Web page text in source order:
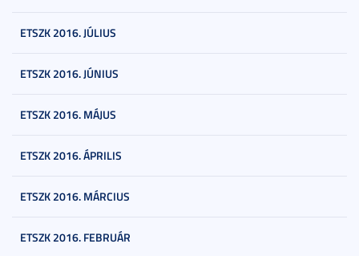
ETSZK 2016. JÚLIUS
ETSZK 2016. JÚNIUS
ETSZK 2016. MÁJUS
ETSZK 2016. ÁPRILIS
ETSZK 2016. MÁRCIUS
ETSZK 2016. FEBRUÁR